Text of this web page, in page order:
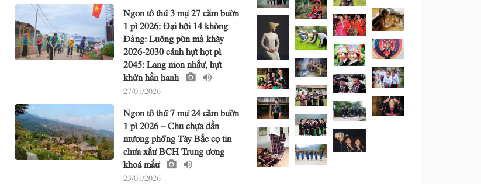
Ngon tô thứ 3 mự 27 căm bườn
1 pì 2026: Đại hội 14 khòng
Đảng: Luông pùn mả khày
2026-2030 cánh hựt họt pì
2045: Lang mon nhắư, hựt
khửn hằn hanh
27/01/2026
Ngon tô thứ 7 mự 24 căm bườn
1 pì 2026 – Chu chựa dần
mương phổng Tày Bắc cọ tin
chưa xắư BCH Trung ương
khoá mắư
23/01/2026